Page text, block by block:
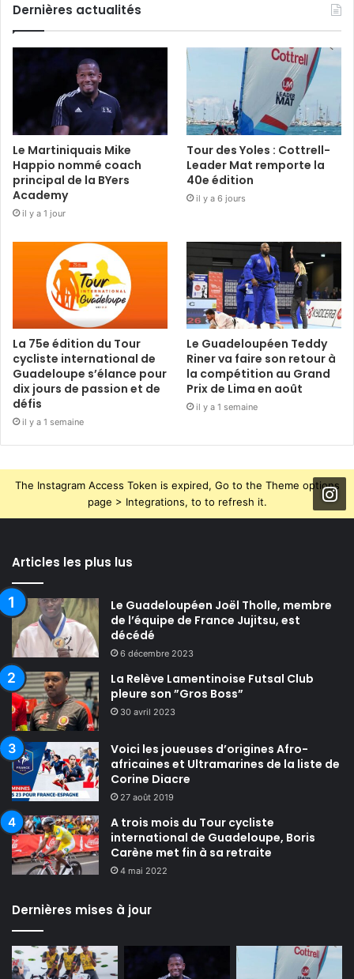
Dernières actualités
Le Martiniquais Mike
Happio nommé coach
principal de la BYers
Academy
il y a 1 jour
Tour des Yoles : Cottrell-
Leader Mat remporte la
40e édition
il y a 6 jours
La 75e édition du Tour
cycliste international de
Guadeloupe s’élance pour
dix jours de passion et de
défis
il y a 1 semaine
Le Guadeloupéen Teddy
Riner va faire son retour à
la compétition au Grand
Prix de Lima en août
il y a 1 semaine
The Instagram Access Token is expired, Go to the Theme options
page > Integrations, to to refresh it.
Articles les plus lus
Le Guadeloupéen Joël Tholle, membre
de l’équipe de France Jujitsu, est
décédé
6 décembre 2023
La Relève Lamentinoise Futsal Club
pleure son ”Gros Boss”
30 avril 2023
Voici les joueuses d’origines Afro-
africaines et Ultramarines de la liste de
Corine Diacre
27 août 2019
A trois mois du Tour cycliste
international de Guadeloupe, Boris
Carène met fin à sa retraite
4 mai 2022
Dernières mises à jour